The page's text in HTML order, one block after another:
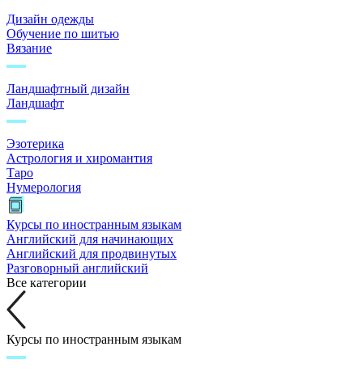
Дизайн одежды
Обучение по шитью
Вязание
Ландшафтный дизайн
Ландшафт
Эзотерика
Астрология и хиромантия
Таро
Нумерология
Курсы по иностранным языкам
Английский для начинающих
Английский для продвинутых
Разговорный английский
Все категории
Курсы по иностранным языкам